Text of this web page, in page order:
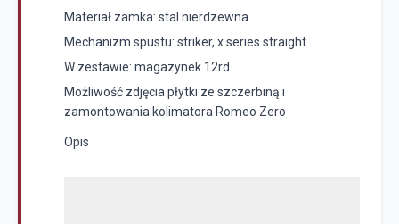
Materiał zamka: stal nierdzewna
Mechanizm spustu: striker, x series straight
W zestawie: magazynek 12rd
Możliwość zdjęcia płytki ze szczerbiną i
zamontowania kolimatora Romeo Zero
Opis